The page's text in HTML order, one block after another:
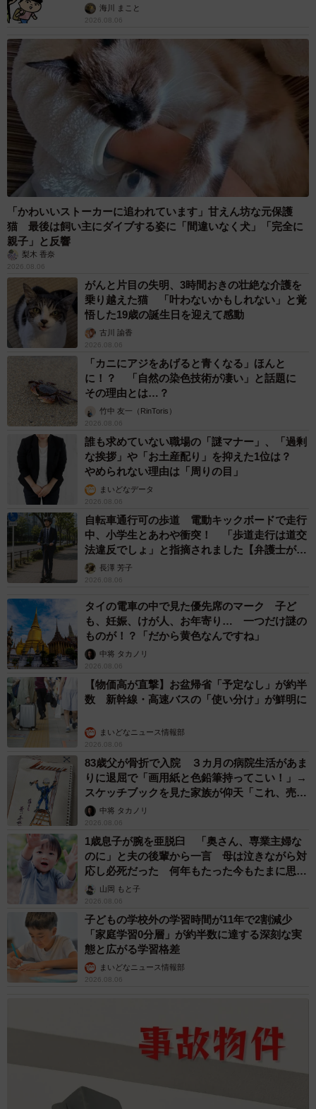
海川 まこと
2026.08.06
「かわいいストーカーに追われています」甘えん坊な元保護
猫 最後は飼い主にダイブする姿に「間違いなく犬」「完全に
親子」と反響
梨木 香奈
2026.08.06
がんと片目の失明、3時間おきの壮絶な介護を
乗り越えた猫 「叶わないかもしれない」と覚
悟した19歳の誕生日を迎えて感動
古川 諭香
2026.08.06
「カニにアジをあげると青くなる」ほんと
に！？ 「自然の染色技術が凄い」と話題に
その理由とは…？
竹中 友一（RinToris）
2026.08.06
誰も求めていない職場の「謎マナー」、「過剰
な挨拶」や「お土産配り」を抑えた1位は？
やめられない理由は「周りの目」
まいどなデータ
2026.08.06
自転車通行可の歩道 電動キックボードで走行
中、小学生とあわや衝突！ 「歩道走行は道交
法違反でしょ」と指摘されました【弁護士が解
説】長澤 芳子
2026.08.06
タイの電車の中で見た優先席のマーク 子ど
も、妊娠、けが人、お年寄り… 一つだけ謎の
ものが！？「だから黄色なんですね」
中将 タカノリ
2026.08.06
【物価高が直撃】お盆帰省「予定なし」が約半
数 新幹線・高速バスの「使い分け」が鮮明に
まいどなニュース情報部
2026.08.06
83歳父が骨折で入院 ３カ月の病院生活があま
りに退屈で「画用紙と色鉛筆持ってこい！」→
スケッチブックを見た家族が仰天「これ、売れ
ますよ…」
中将 タカノリ
2026.08.06
1歳息子が腕を亜脱臼 「奥さん、専業主婦な
のに」と夫の後輩から一言 母は泣きながら対
応し必死だった 何年もたった今もたまに思い
出し…山岡 もと子
2026.08.06
子どもの学校外の学習時間が11年で2割減少
「家庭学習0分層」が約半数に達する深刻な実
態と広がる学習格差
まいどなニュース情報部
2026.08.06